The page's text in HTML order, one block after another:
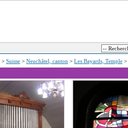
> Suisse > Neuchâtel, canton > Les Bayards, Temple >